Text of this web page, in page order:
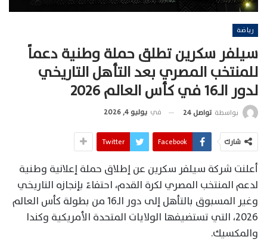
رياضة
سيلفر سكرين تطلق حملة وطنية دعماً
للمنتخب المصري بعد التأهل التاريخي
لدور الـ16 في كأس العالم 2026
بواسطة تواصل 24 في يوليو 4, 2026
شارك Facebook
Twitter
أعلنت شركة سيلفر سكرين عن إطلاق حملة إعلانية وطنية
لدعم المنتخب المصري لكرة القدم، احتفاءً بإنجازه التاريخي
وغير المسبوق بالتأهل إلى دور الـ16 من بطولة كأس العالم
2026، التي تستضيفها الولايات المتحدة الأمريكية وكندا
والمكسيك.